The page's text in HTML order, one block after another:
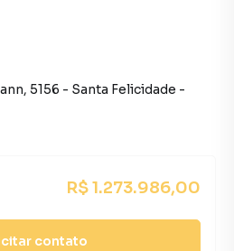
, 5156 - Santa Felicidade -
R$ 1.273.986,00
contato